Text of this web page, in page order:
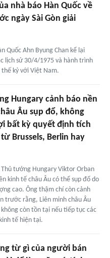
nhà báo Hàn Quốc về
ngày Sài Gòn giải
Quốc Ahn Byung Chan kể lại
lịch sử 30/4/1975 và hành trình
thế kỷ với Việt Nam.
Hungary cảnh báo nền
Âu sụp đổ, không
bất kỳ quyết định tích
Brussels, Berlin hay
tướng Hungary Viktor Orban
kinh tế châu Âu có thể sụp đổ do
cao. Ông thậm chí còn cảnh
trước rằng, Liên minh châu Âu
không còn tồn tại nếu tiếp tục các
tế hiện tại.
từ gì của người bán